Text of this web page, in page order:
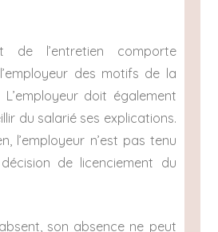
de l’entretien comporte
des motifs de la
doit également
du salarié ses explications.
l’employeur n’est pas tenu
de licenciement du
son absence ne peut